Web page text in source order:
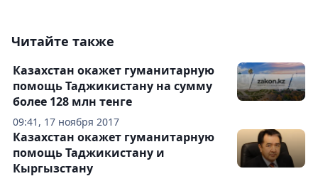
Читайте также
09:41, 17 ноября 2017
Казахстан окажет гуманитарную
помощь Таджикистану на сумму
более 128 млн тенге
Казахстан окажет гуманитарную
помощь Таджикистану и
Кыргызстану